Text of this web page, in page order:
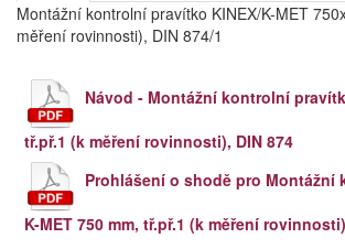
Montážní kontrolní pravítko KINEX/K-MET
měření rovinnosti), DIN 874/1
Návod - Montážní kontrolní
tř.př.1 (k měření rovinnosti), DIN 874
Prohlášení o shodě pro Montážní
K-MET 750 mm, tř.př.1 (k měření